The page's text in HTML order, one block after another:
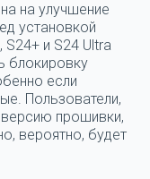
на улучшение
установкой
, S24+ и S24 Ultra
блокировку
если
Пользователи,
прошивки,
вероятно, будет